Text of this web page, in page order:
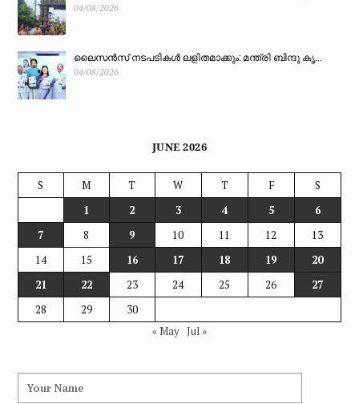
04/08/2026
ലൈസൻസ് നടപടികൾ ലളിതമാക്കും: മന്ത്രി ബിന്ദു കൃ...
04/08/2026
JUNE 2026
S M T W T F
S
1
2 3 4 5
6
7
8 9 10 11 12
13
14
15 16 17 18 19
20
21
22 23 24 25 26
27
28
29
30
« May Jul »